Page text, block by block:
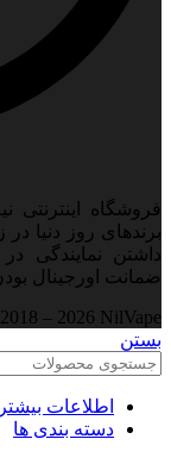
فروشگاه اینترنتی
برندهای روز دنیا
داشتن نمایندگی
ضمانت اورجینال
– 2026 NilVape
بستن
اطلاعات بیشتر
دسته بندی ها